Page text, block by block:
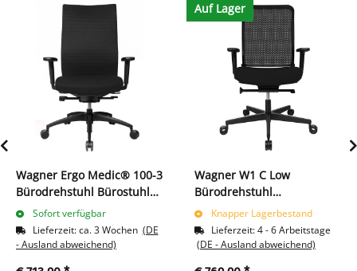
Wagner Ergo Medic® 100-3
Bürodrehstuhl Bürostuhl
Bandscheibensitz mit
DONDOLA TECHNIK 216707
schwarz
Sofort verfügbar
Lieferzeit:ca. 3 Wochen (DE
- Ausland abweichend)
Auf Lager
Wagner W1 C Low
Bürodrehstuhl
Arbeitsdrehstuhl schwarz
216780
Knapper Lagerbestand
Lieferzeit:4 - 6 Arbeitstage
(DE - Ausland abweichend)